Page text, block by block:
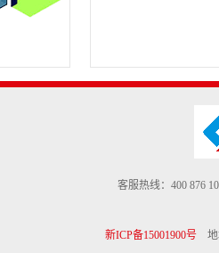
客服热线：400 876
新ICP备15001900号地